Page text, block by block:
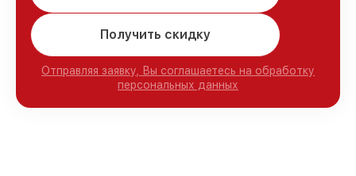
Получить скидку
Отправляя заявку, Вы соглашаетесь на обработку
персональных данных